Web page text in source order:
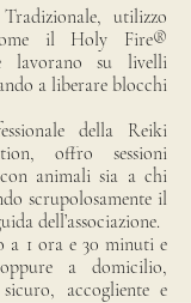
utilizzo
il Holy Fire®
lavorano su livelli
a liberare blocchi
della Reiki
offro sessioni
animali sia a chi
scrupolosamente il
dell’associazione.
a 1 ora e 30 minuti e
a domicilio,
accogliente e